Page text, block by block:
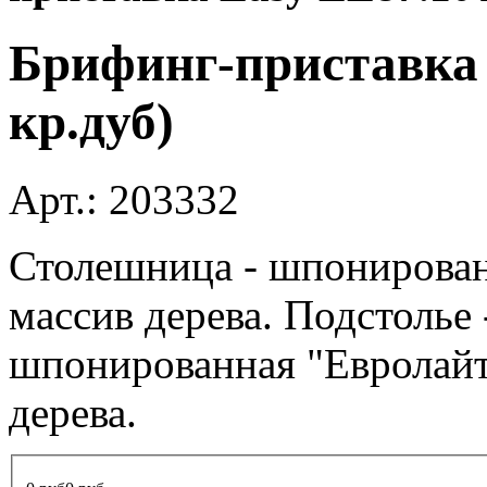
Брифинг-
кр.дуб)
Арт.: 203332
Столешница -
массив дерева.
шпонированная
дерева.